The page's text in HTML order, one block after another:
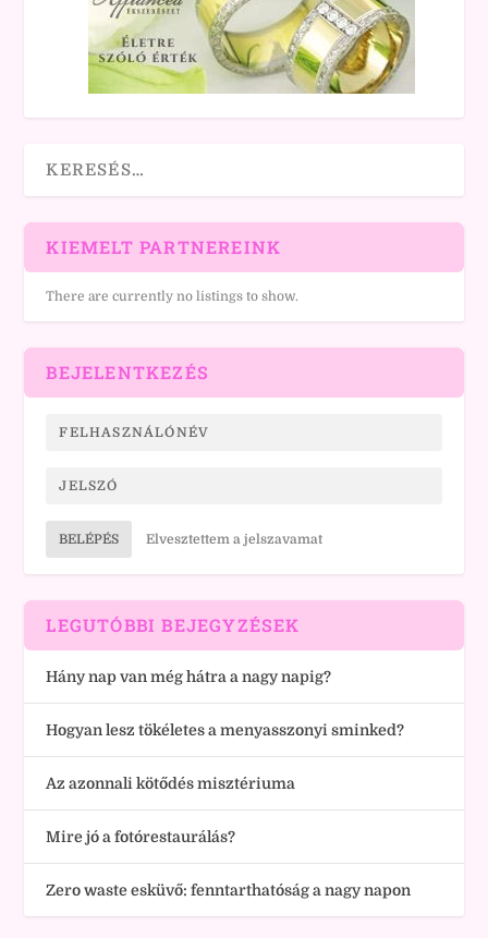
KIEMELT PARTNEREINK
There are currently no listings to show.
BEJELENTKEZÉS
BELÉPÉS Elvesztettem a jelszavamat
LEGUTÓBBI BEJEGYZÉSEK
Hány nap van még hátra a nagy napig?
Hogyan lesz tökéletes a menyasszonyi sminked?
Az azonnali kötődés misztériuma
Mire jó a fotórestaurálás?
Zero waste esküvő: fenntarthatóság a nagy napon